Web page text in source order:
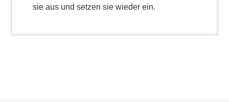
sie aus und setzen sie wieder ein.